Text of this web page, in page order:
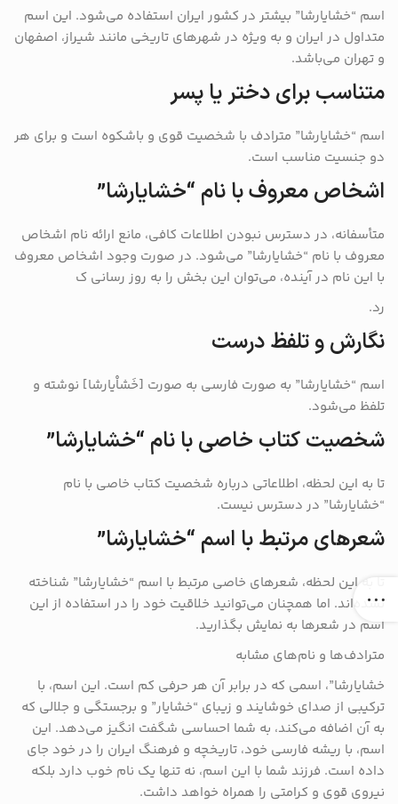
اسم “خشایارشا” بیشتر در کشور ایران استفاده می‌شود. این اسم
متداول در ایران و به ویژه در شهرهای تاریخی مانند شیراز، اصفهان
و تهران می‌باشد.
متناسب برای دختر یا پسر
اسم “خشایارشا” مترادف با شخصیت قوی و باشکوه است و برای هر
دو جنسیت مناسب است.
اشخاص معروف با نام “خشایارشا”
متأسفانه، در دسترس نبودن اطلاعات کافی، مانع ارائه نام اشخاص
معروف با نام “خشایارشا” می‌شود. در صورت وجود اشخاص معروف
با این نام در آینده، می‌توان این بخش را به روز رسانی ک
رد.
نگارش و تلفظ درست
اسم “خشایارشا” به صورت فارسی به صورت [خَشاْیارشا] نوشته و
تلفظ می‌شود.
شخصیت کتاب خاصی با نام “خشایارشا”
تا به این لحظه، اطلاعاتی درباره شخصیت کتاب خاصی با نام
“خشایارشا” در دسترس نیست.
شعرهای مرتبط با اسم “خشایارشا”
تا به این لحظه، شعرهای خاصی مرتبط با اسم “خشایارشا” شناخته
نشده‌اند. اما همچنان می‌توانید خلاقیت خود را در استفاده از این
اسم در شعرها به نمایش بگذارید.
مترادف‌ها و نام‌های مشابه
خشایارشا”، اسمی که در برابر آن هر حرفی کم است. این اسم، با
ترکیبی از صدای خوشایند و زیبای “خشایار” و برجستگی و جلالی که
به آن اضافه می‌کند، به شما احساسی شگفت انگیز می‌دهد. این
اسم، با ریشه فارسی خود، تاریخچه و فرهنگ ایران را در خود جای
داده است. فرزند شما با این اسم، نه تنها یک نام خوب دارد بلکه
نیروی قوی و کرامتی را همراه خواهد داشت.